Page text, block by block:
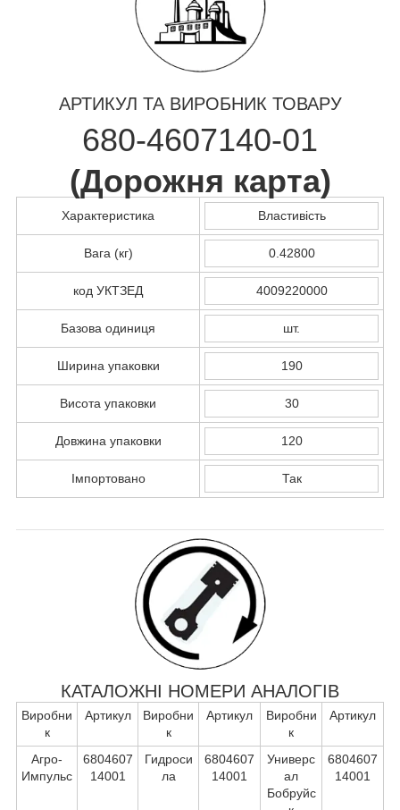
АРТИКУЛ ТА ВИРОБНИК ТОВАРУ
680-4607140-01
(Дорожня карта)
Характеристика Властивість
Вага (кг) 0.42800
код УКТЗЕД 4009220000
Базова одиниця шт.
Ширина упаковки 190
Висота упаковки 30
Довжина упаковки 120
Імпортовано Так
КАТАЛОЖНІ НОМЕРИ АНАЛОГІВ
Виробни
к
Артикул
Виробни
к
Артикул
Виробни
к
Артикул
Агро-
Импульс
6804607
14001
Гидроси
ла
6804607
14001
Универс
ал
Бобруйс
6804607
14001